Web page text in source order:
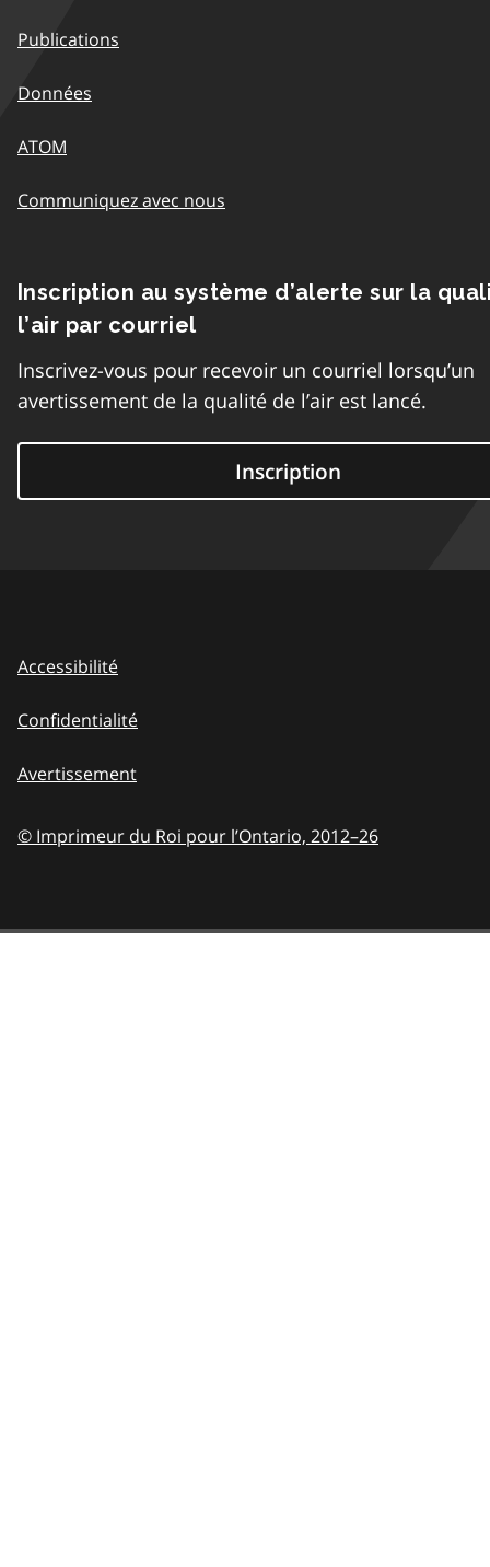
Publications
Données
ATOM
Communiquez avec nous
Inscription au système d’alerte sur la
l’air par courriel
Inscrivez-vous pour recevoir un courriel lorsqu’un
avertissement de la qualité de l’air est lancé.
Inscription
Accessibilité
Confidentialité
Avertissement
© Imprimeur du Roi pour l’Ontario, 2012–26